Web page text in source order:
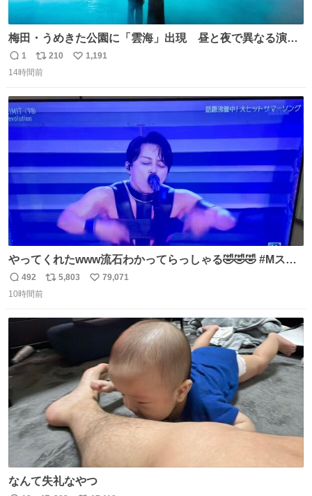
梅田・うめきた公園に「雲海」出現 昼と夜で異なる演
出、昨年は50万人来場 umeda.keizai.biz/headline/4657/
返
信
1
リ
ポ
ト
210
い
数
1,191
14時間前
やってくれたwww流石わかってらっしゃる🤣🤣🤣 #Mステ
#西川貴教
返
信
492
リ
ト
数
5,803
い
数
79,071
10時間前
なんて失礼なやつ